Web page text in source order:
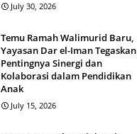
July 30, 2026
Temu Ramah Walimurid Baru,
Yayasan Dar el-Iman Tegaskan
Pentingnya Sinergi dan
Kolaborasi dalam Pendidikan
Anak
July 15, 2026